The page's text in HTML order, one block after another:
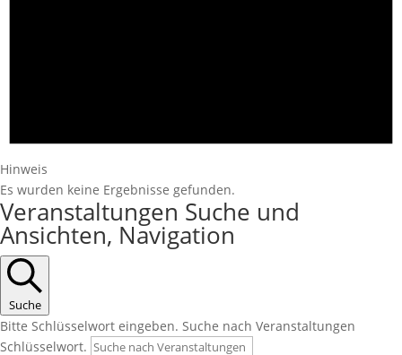
Hinweis
Es wurden keine Ergebnisse gefunden.
Veranstaltungen Suche und
Ansichten, Navigation
Suche
Bitte Schlüsselwort eingeben. Suche nach Veranstaltungen
Schlüsselwort.